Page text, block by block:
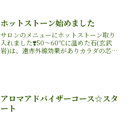
ゼラニウムカモマイ...
ホットストーン始めました
サロンのメニューにホットストーン取り
入れました❣️50～60℃に温めた石(玄武
岩)は、遠赤外線効果がありカラダの芯ま
アロマアドバイザーコース☆スタ
ート